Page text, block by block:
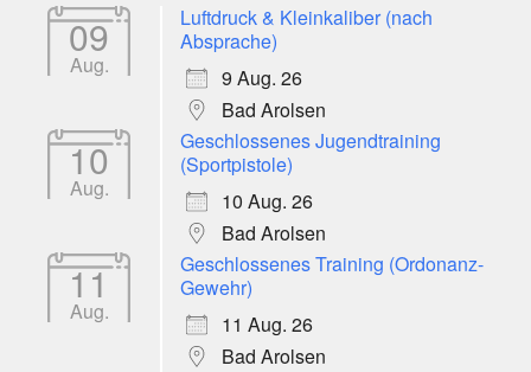
09
Aug.
Luftdruck & Kleinkaliber (nach
Absprache)
9 Aug. 26
Bad Arolsen
10
Aug.
Geschlossenes Jugendtraining
(Sportpistole)
10 Aug. 26
Bad Arolsen
11
Aug.
Geschlossenes Training (Ordonanz-
Gewehr)
11 Aug. 26
Bad Arolsen